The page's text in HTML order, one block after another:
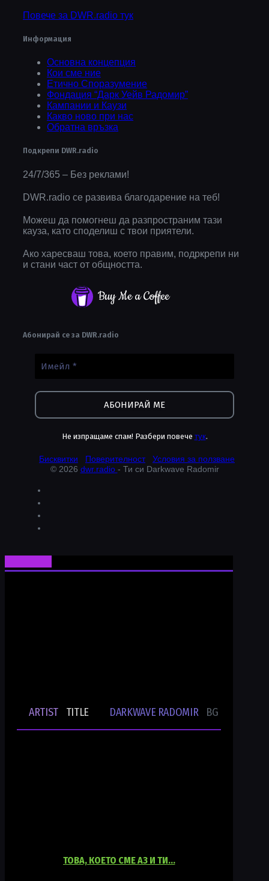
Повече за DWR.radio тук
Информация
Основна концепция
Кои сме ние
Етично Споразумение
Фондация “Дарк Уейв Радомир”
Кампании и Каузи
Какво ново при нас
Обратна връзка
Подкрепи DWR.radio
24/7/365 – Без реклами!
DWR.radio се развива благодарение на теб!
Можеш да помогнеш да разпространим тази
кауза, като споделиш с твои приятели.
Ако харесваш това, което правим, подркрепи ни
и стани част от общността.
Buy Me a Coffee
Абонирай се за DWR.radio
Не изпращаме спам! Разбери повече тук.
Бисквитки Поверителност
Условия за ползване
© 2026 dwr.radio - Ти си Darkwave Radomir
ARTIST- TITLE DARKWAVE RADOMIR BG
ТОВА, КОЕТО СМЕ АЗ И ТИ…